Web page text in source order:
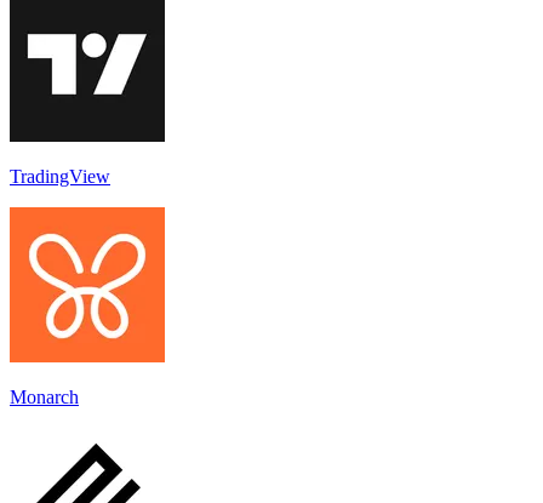
TradingView
Monarch